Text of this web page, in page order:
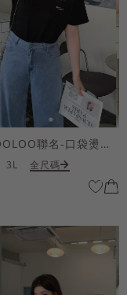
HOOLOOLOO聯名-口袋燙金KUKU熊短袖上衣
3L 全尺碼